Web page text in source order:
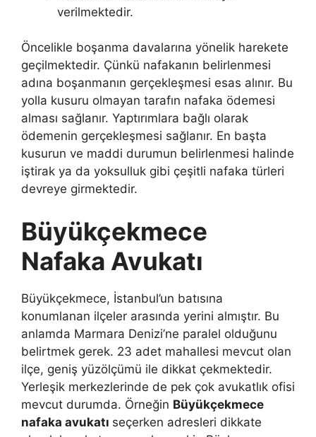
verilmektedir.
Öncelikle boşanma davalarına yönelik harekete
geçilmektedir. Çünkü nafakanın belirlenmesi
adına boşanmanın gerçekleşmesi esas alınır. Bu
yolla kusuru olmayan tarafın nafaka ödemesi
alması sağlanır. Yaptırımlara bağlı olarak
ödemenin gerçekleşmesi sağlanır. En başta
kusurun ve maddi durumun belirlenmesi halinde
iştirak ya da yoksulluk gibi çeşitli nafaka türleri
devreye girmektedir.
Büyükçekmece
Nafaka Avukatı
Büyükçekmece, İstanbul’un batısına
konumlanan ilçeler arasında yerini almıştır. Bu
anlamda Marmara Denizi’ne paralel olduğunu
belirtmek gerek. 23 adet mahallesi mevcut olan
ilçe, geniş yüzölçümü ile dikkat çekmektedir.
Yerleşik merkezlerinde de pek çok avukatlık ofisi
mevcut durumda. Örneğin Büyükçekmece
nafaka avukatı seçerken adresleri dikkate